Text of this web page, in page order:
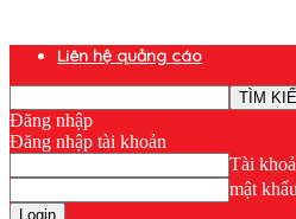
Liên hệ quảng cáo
Đăng nhập
Đăng nhập tài khoản
Tài
mật